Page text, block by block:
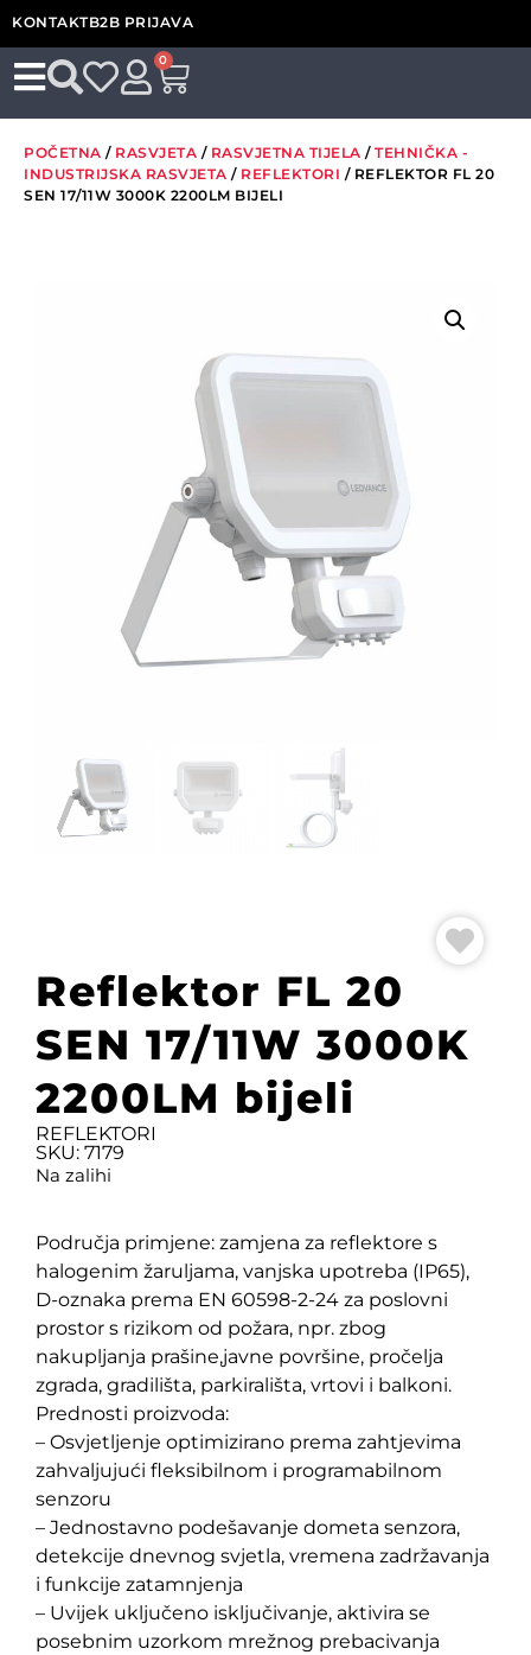
KONTAKTB2B PRIJAVA
0
POČETNA / RASVJETA / RASVJETNA TIJELA / TEHNIČKA -
INDUSTRIJSKA RASVJETA / REFLEKTORI / REFLEKTOR FL 20
SEN 17/11W 3000K 2200LM BIJELI
Reflektor FL 20
SEN 17/11W 3000K
2200LM bijeli
REFLEKTORI
SKU: 7179
Na zalihi
Područja primjene: zamjena za reflektore s
halogenim žaruljama, vanjska upotreba (IP65),
D-oznaka prema EN 60598-2-24 za poslovni
prostor s rizikom od požara, npr. zbog
nakupljanja prašine,javne površine, pročelja
zgrada, gradilišta, parkirališta, vrtovi i balkoni.
Prednosti proizvoda:
– Osvjetljenje optimizirano prema zahtjevima
zahvaljujući fleksibilnom i programabilnom
senzoru
– Jednostavno podešavanje dometa senzora,
detekcije dnevnog svjetla, vremena zadržavanja
i funkcije zatamnjenja
– Uvijek uključeno isključivanje, aktivira se
posebnim uzorkom mrežnog prebacivanja